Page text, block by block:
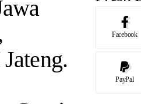
Facebook
PayPal